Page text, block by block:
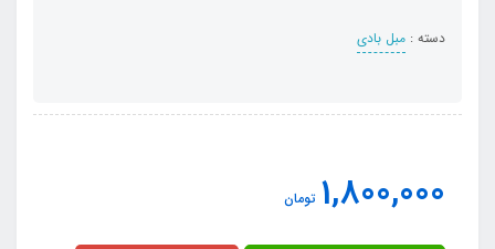
دسته : مبل بادی
1,800,000 تومان